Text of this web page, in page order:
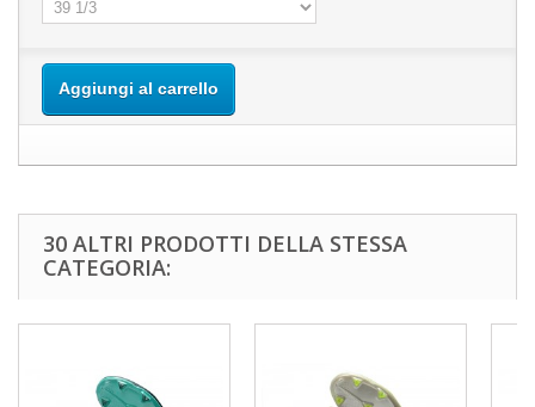
Aggiungi al carrello
30 ALTRI PRODOTTI DELLA STESSA
CATEGORIA: